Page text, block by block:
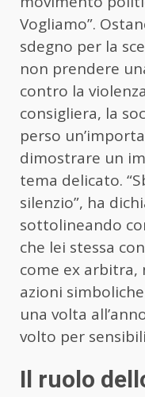
Vogliamo”.
sdegno per la
non prendere
contro la
consigliera, la
perso
dimostrare un
tema delicato.
silenzio”, ha
sottolineando
che lei stessa
come ex arbitra,
azioni
una volta
volto per
Il ruolo